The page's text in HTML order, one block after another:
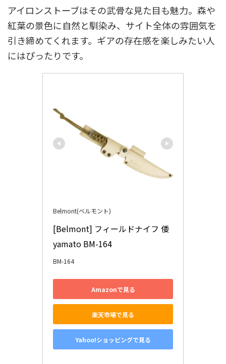
アイロンストーブはその武骨な見た目も魅力。森や
紅葉の景色に自然と馴染み、サイト全体の雰囲気を
引き締めてくれます。ギアの存在感を楽しみたい人
にはぴったりです。
Belmont(ベルモント)
[Belmont] フィールドナイフ 倭
yamato BM-164
BM-164
Amazonで見る
楽天市場で見る
Yahoo!ショッピングで見る